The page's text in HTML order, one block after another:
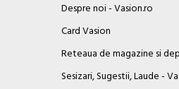
Despre noi - Vasion.ro
Card Vasion
Reteaua de magazine si
Sesizari, Sugestii, Laude -